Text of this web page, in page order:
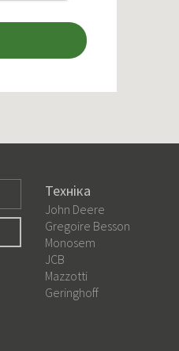
Техніка
John Deere
Gregoire Besson
Monosem
JCB
Mazzotti
Geringhoff